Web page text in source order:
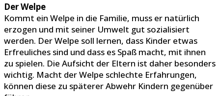
Der Welpe
Kommt ein Welpe in die Familie, muss er natürlich
erzogen und mit seiner Umwelt gut sozialisiert
werden. Der Welpe soll lernen, dass Kinder etwas
Erfreuliches sind und dass es Spaß macht, mit ihnen
zu spielen. Die Aufsicht der Eltern ist daher besonders
wichtig. Macht der Welpe schlechte Erfahrungen,
können diese zu späterer Abwehr Kindern gegenüber